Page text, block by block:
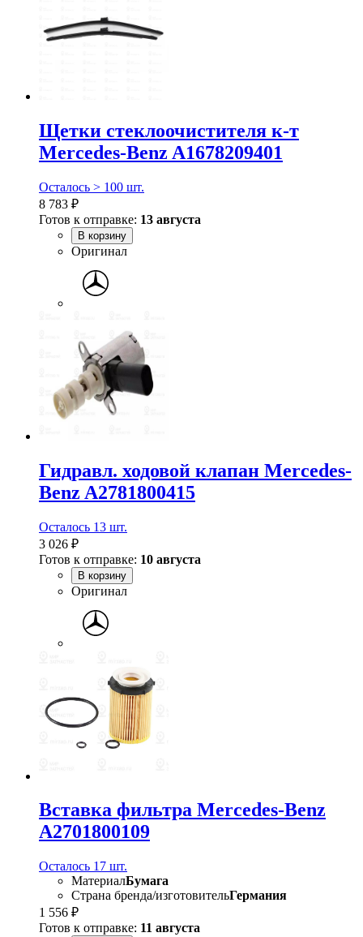
Щетки стеклоочистителя к-т
Mercedes-Benz A1678209401
Осталось > 100 шт.
8 783 ₽
Готов к отправке: 13 августа
В корзину
Оригинал
Гидравл. ходовой клапан Mercedes-
Benz A2781800415
Осталось 13 шт.
3 026 ₽
Готов к отправке: 10 августа
В корзину
Оригинал
Вставка фильтра Mercedes-Benz
A2701800109
Осталось 17 шт.
МатериалБумага
Страна бренда/изготовительГермания
1 556 ₽
Готов к отправке: 11 августа